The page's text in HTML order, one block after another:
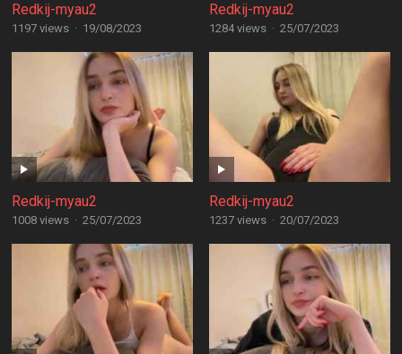
Redkij-myau2
1197 views · 19/08/2023
Redkij-myau2
1284 views · 25/07/2023
Redkij-myau2
1008 views · 25/07/2023
Redkij-myau2
1237 views · 20/07/2023